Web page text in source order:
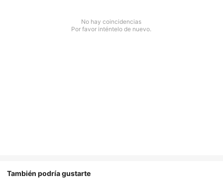
No hay coincidencias
Por favor inténtelo de nuevo.
También podría gustarte